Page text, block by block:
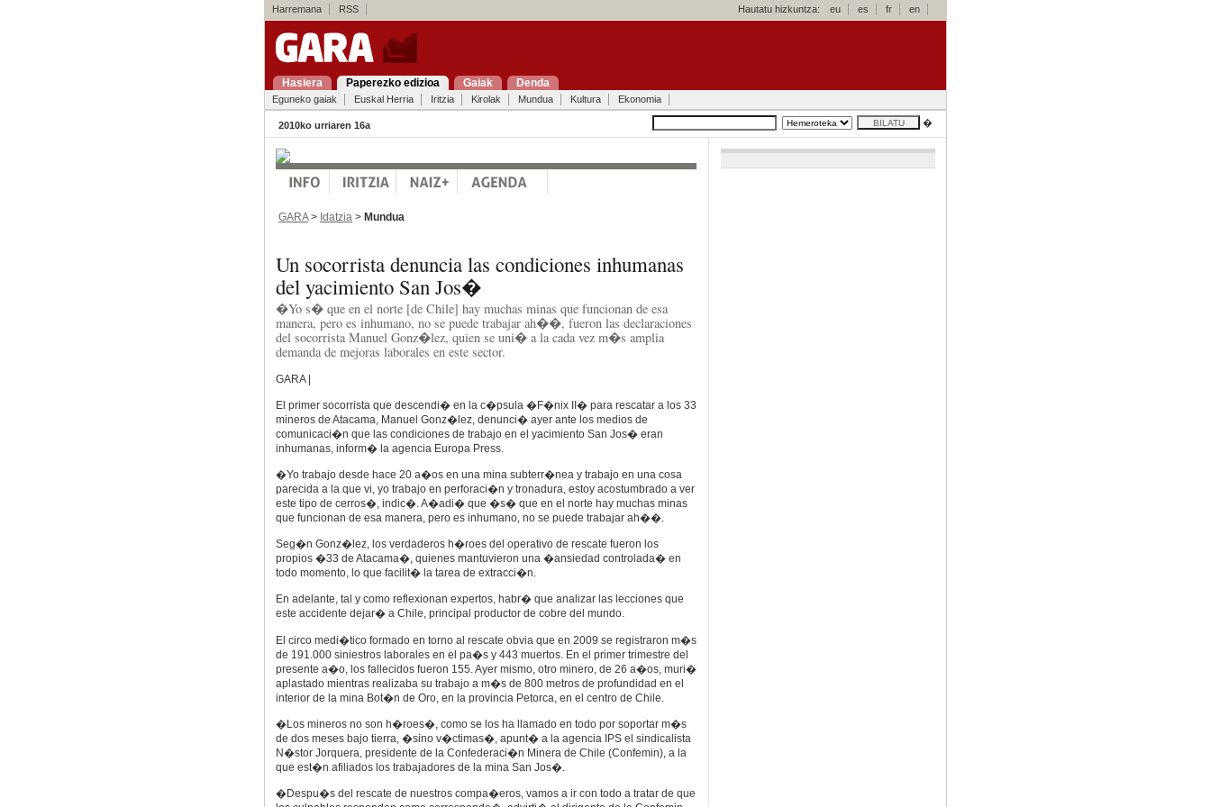
Harremana RSS Hautatu hizkuntza: eu es fr en
Hasiera Paperezko edizioa Gaiak Denda
Eguneko gaiak Euskal Herria Iritzia Kirolak Mundua Kultura Ekonomia
2010ko urriaren 16a �
GARA> Idatzia > Mundua
Un socorrista denuncia las condiciones inhumanas
del yacimiento San Jos�
�Yo s� que en el norte [de Chile] hay muchas minas que funcionan de esa
manera, pero es inhumano, no se puede trabajar ah��, fueron las declaraciones
del socorrista Manuel Gonz�lez, quien se uni� a la cada vez m�s amplia
demanda de mejoras laborales en este sector.
GARA |
El primer socorrista que descendi� en la c�psula �F�nix II� para rescatar a los 33
mineros de Atacama, Manuel Gonz�lez, denunci� ayer ante los medios de
comunicaci�n que las condiciones de trabajo en el yacimiento San Jos� eran
inhumanas, inform� la agencia Europa Press.
�Yo trabajo desde hace 20 a�os en una mina subterr�nea y trabajo en una cosa
parecida a la que vi, yo trabajo en perforaci�n y tronadura, estoy acostumbrado a ver
este tipo de cerros�, indic�. A�adi� que �s� que en el norte hay muchas minas
que funcionan de esa manera, pero es inhumano, no se puede trabajar ah��.
Seg�n Gonz�lez, los verdaderos h�roes del operativo de rescate fueron los
propios �33 de Atacama�, quienes mantuvieron una �ansiedad controlada� en
todo momento, lo que facilit� la tarea de extracci�n.
En adelante, tal y como reflexionan expertos, habr� que analizar las lecciones que
este accidente dejar� a Chile, principal productor de cobre del mundo.
El circo medi�tico formado en torno al rescate obvia que en 2009 se registraron m�s
de 191.000 siniestros laborales en el pa�s y 443 muertos. En el primer trimestre del
presente a�o, los fallecidos fueron 155. Ayer mismo, otro minero, de 26 a�os, muri�
aplastado mientras realizaba su trabajo a m�s de 800 metros de profundidad en el
interior de la mina Bot�n de Oro, en la provincia Petorca, en el centro de Chile.
�Los mineros no son h�roes�, como se los ha llamado en todo por soportar m�s
de dos meses bajo tierra, �sino v�ctimas�, apunt� a la agencia IPS el sindicalista
N�stor Jorquera, presidente de la Confederaci�n Minera de Chile (Confemin), a la
que est�n afiliados los trabajadores de la mina San Jos�.
�Despu�s del rescate de nuestros compa�eros, vamos a ir con todo a tratar de que